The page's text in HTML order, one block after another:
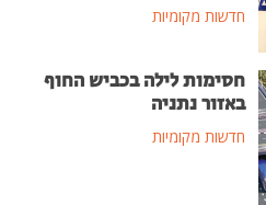
חדשות מקומיות
חסימות לילה בכביש החוף
באזור נתניה
חדשות מקומיות